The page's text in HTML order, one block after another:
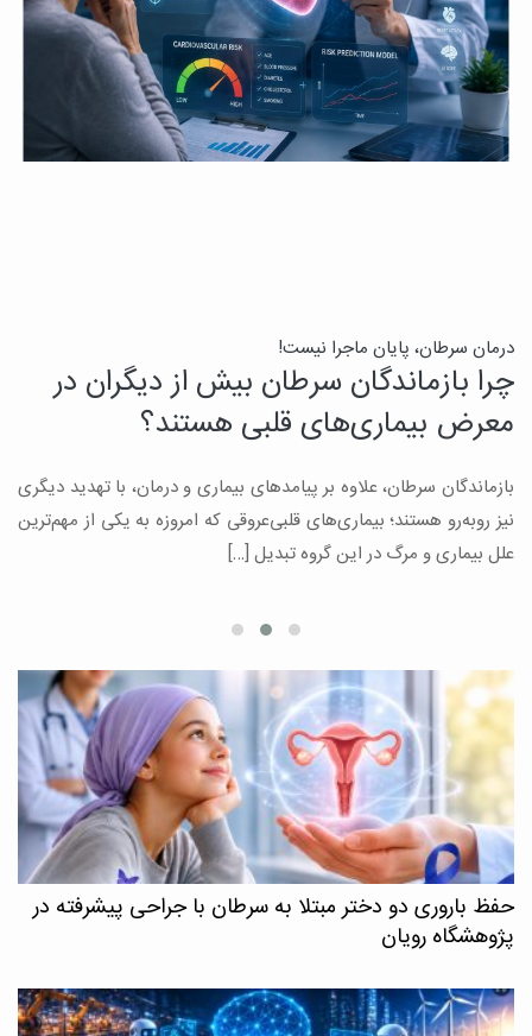
درمان سرطان، پایان ماجرا نیست!
چرا بازماندگان سرطان بیش از دیگران در
معرض بیماری‌های قلبی هستند؟
بازماندگان سرطان، علاوه بر پیامدهای بیماری و درمان، با تهدید دیگری
نیز روبه‌رو هستند؛ بیماری‌های قلبی‌عروقی که امروزه به یکی از مهم‌ترین
علل بیماری و مرگ در این گروه تبدیل […]
حفظ باروری دو دختر مبتلا به سرطان با جراحی پیشرفته در
پژوهشگاه رویان